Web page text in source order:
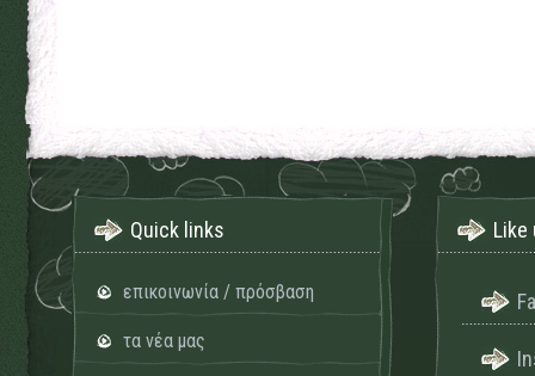
Quick links
επικοινωνία / πρόσβαση
τα νέα μας
Like